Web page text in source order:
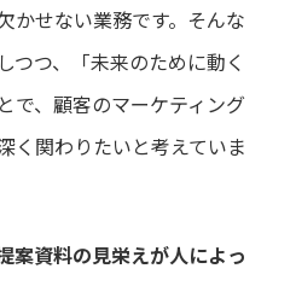
かせない業務です。そんな
つつ、「未来のために動く
で、顧客のマーケティング
く関わりたいと考えていま
案資料の見栄えが人によっ